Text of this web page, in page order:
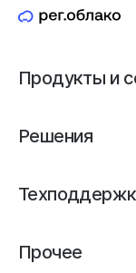
Продукты и
Решения
Прочее